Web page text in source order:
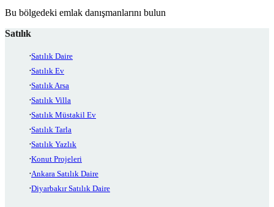
Bu bölgedeki emlak danışmanlarını bulun
Satılık
Satılık Daire
Satılık Ev
Satılık Arsa
Satılık Villa
Satılık Müstakil Ev
Satılık Tarla
Satılık Yazlık
Konut Projeleri
Ankara Satılık Daire
Diyarbakır Satılık Daire